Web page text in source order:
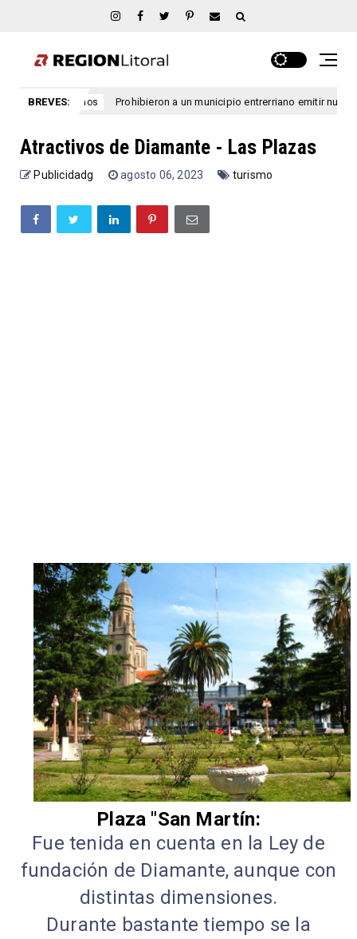
BREVES:
rios Prohibieron a un municipio entrerriano emitir nuevas licencias
Atractivos de Diamante - Las Plazas
Publicidadg agosto 06, 2023 turismo
Plaza "San Martín:
Fue tenida en cuenta en la Ley de
fundación de Diamante, aunque con
distintas dimensiones.
Durante bastante tiempo se la